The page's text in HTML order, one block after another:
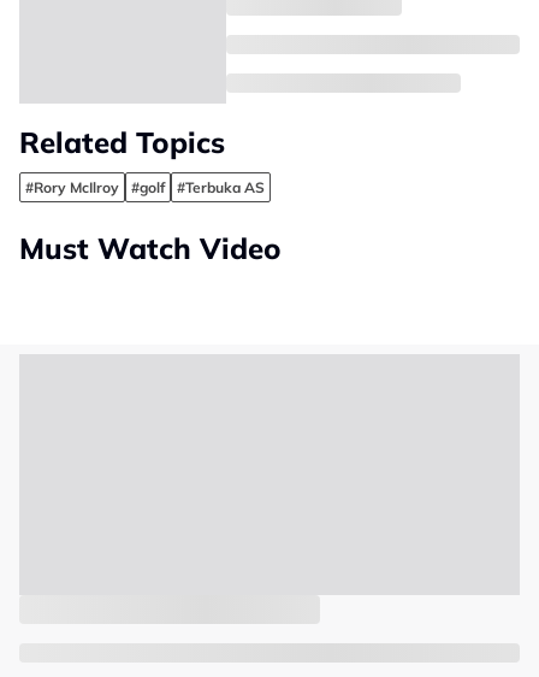
Related Topics
#Rory McIlroy #golf #Terbuka AS
Must Watch Video